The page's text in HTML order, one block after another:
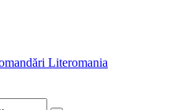
Literomania